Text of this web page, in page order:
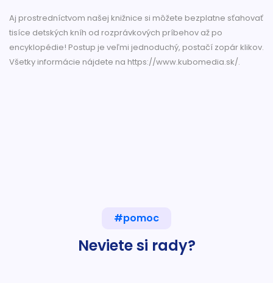
Aj prostredníctvom našej knižnice si môžete bezplatne sťahovať
tisíce detských kníh od rozprávkových príbehov až po
encyklopédie! Postup je veľmi jednoduchý, postačí zopár klikov.
Všetky informácie nájdete na https://www.kubomedia.sk/.
#pomoc
Neviete si rady?